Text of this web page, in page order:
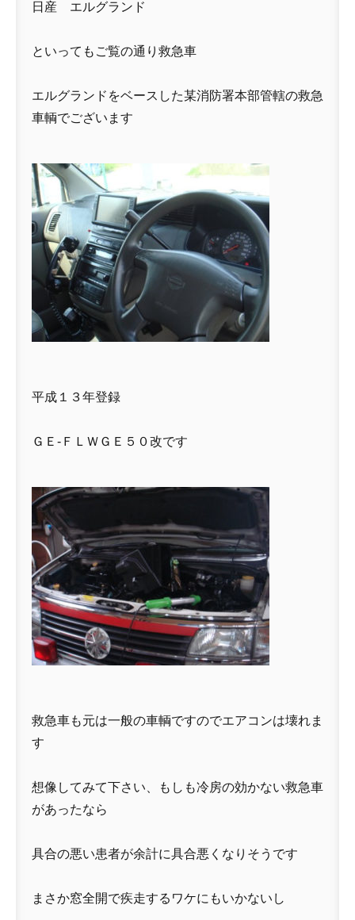
日産 エルグランド
といってもご覧の通り救急車
エルグランドをベースした某消防署本部管轄の救急
車輌でございます
平成１３年登録
ＧＥ-ＦＬＷＧＥ５０改です
救急車も元は一般の車輌ですのでエアコンは壊れま
す
想像してみて下さい、もしも冷房の効かない救急車
があったなら
具合の悪い患者が余計に具合悪くなりそうです
まさか窓全開で疾走するワケにもいかないし